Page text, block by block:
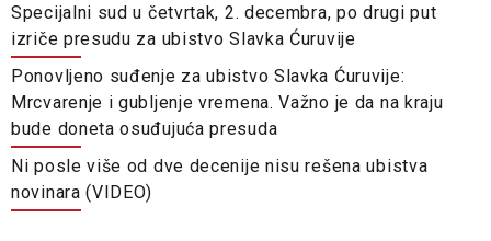
Specijalni sud u četvrtak, 2. decembra, po drugi put
izriče presudu za ubistvo Slavka Ćuruvije
Ponovljeno suđenje za ubistvo Slavka Ćuruvije:
Mrcvarenje i gubljenje vremena. Važno je da na kraju
bude doneta osuđujuća presuda
Ni posle više od dve decenije nisu rešena ubistva
novinara (VIDEO)